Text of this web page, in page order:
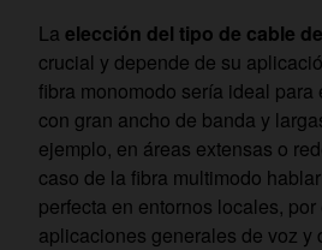
La elección del tipo de cable
crucial y depende de su
fibra monomodo sería ideal para
con gran ancho de banda y
ejemplo, en áreas extensas o
caso de la fibra multimodo
perfecta en entornos locales,
aplicaciones generales de voz y